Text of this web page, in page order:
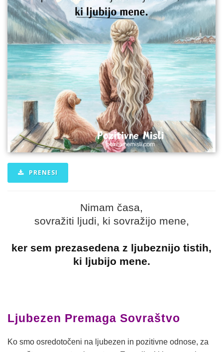
PRENESI
Nimam časa,
sovražiti ljudi, ki sovražijo mene,
ker sem prezasedena z ljubeznijo tistih,
ki ljubijo mene.
Ljubezen Premaga Sovraštvo
Ko smo osredotočeni na ljubezen in pozitivne odnose, za